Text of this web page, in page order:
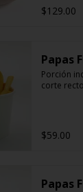
$129.00
Papas
Porción
corte
$59.00
Papas